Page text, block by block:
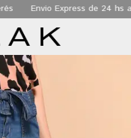
Envio Express de 24 hs a